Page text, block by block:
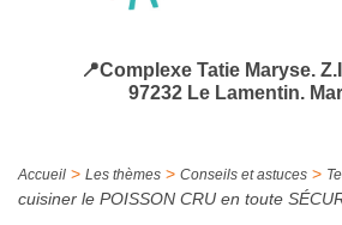
📍Complexe Tatie Maryse.
97232 Le Lamentin.
Accueil > Les thèmes > Conseils et astuces >
cuisiner le POISSON CRU en toute